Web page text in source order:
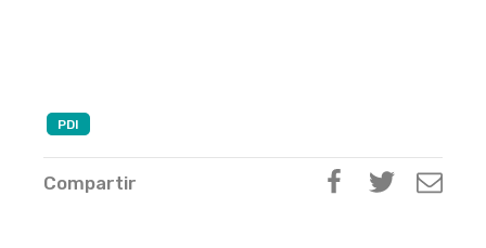
PDI
Compartir